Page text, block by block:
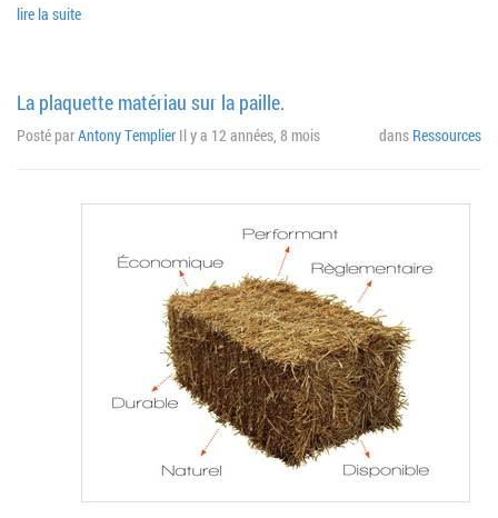
lire la suite
La plaquette matériau sur la paille.
Posté parAntony Templier Il y a 12 années, 8 mois dans Ressources